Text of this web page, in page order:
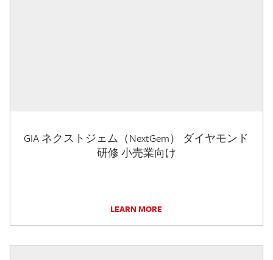
GIA ネクストジェム（NextGem） ダイヤモンド
研修 小売業向け
LEARN MORE